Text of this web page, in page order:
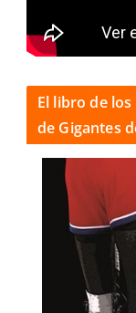
El libro de
de Gigantes